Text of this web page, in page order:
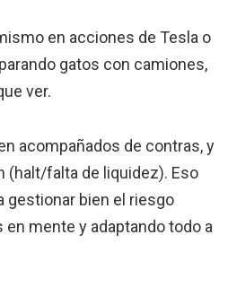
en acciones de Tesla o
gatos con camiones,
ver.
acompañados de contras, y
(halt/falta de liquidez). Eso
gestionar bien el riesgo
mente y adaptando todo a